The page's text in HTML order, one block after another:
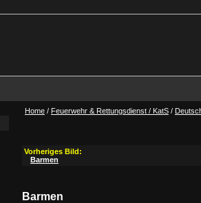
Home / Feuerwehr & Rettungsdienst / KatS /
Vorheriges Bild:
Barmen
Barmen